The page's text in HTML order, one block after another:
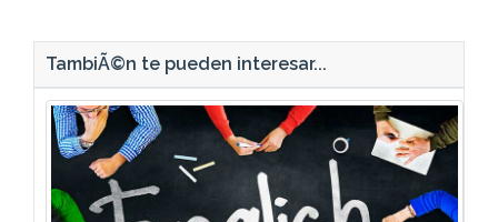
TambiÃ©n te pueden interesar...